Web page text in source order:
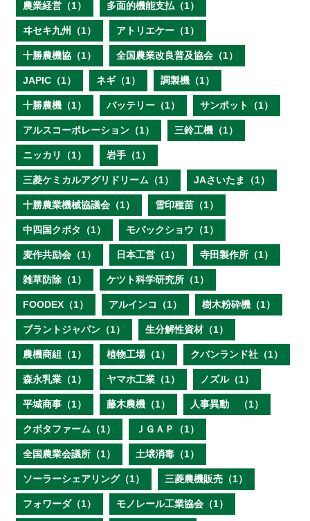
農業経営（1） 多面的機能支払（1）
ヰセキ九州（1） アトリエケー（1）
十勝農機協（1） 全国農業改良普及協会（1）
JAPIC（1） ネギ（1） 調製機（1）
十勝農機（1） バッテリー（1） サンポット（1）
アルスコーポレーション（1） 三鈴工機（1）
ニッカリ（1） 岩手（1）
三菱ケミカルアグリドリーム（1） JAさいたま（1）
十勝農業機械協議会（1） 雪印種苗（1）
中四国クボタ（1） モバックショウ（1）
麦作共励会（1） 日本工営（1） 寺田製作所（1）
雑草防除（1） ケツト科学研究所（1）
FOODEX（1） アルインコ（1） 樹木粉砕機（1）
ブラントジャパン（1） 生分解性資材（1）
農機商組（1） 植物工場（1） クバンランド社（1）
森永乳業（1） ヤマホ工業（1） ノズル（1）
平城商事（1） 藤木農機（1） 人事異動 （1）
クボタファーム（1） ＪＧＡＰ（1）
全国農業会議所（1） 土壌消毒（1）
ソーラーシェアリング（1） 三菱農機販売（1）
フォワーダ（1） モノレール工業協会（1）